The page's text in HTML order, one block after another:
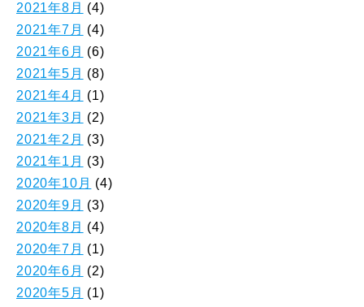
2021年8月 (4)
2021年7月 (4)
2021年6月 (6)
2021年5月 (8)
2021年4月 (1)
2021年3月 (2)
2021年2月 (3)
2021年1月 (3)
2020年10月 (4)
2020年9月 (3)
2020年8月 (4)
2020年7月 (1)
2020年6月 (2)
2020年5月 (1)